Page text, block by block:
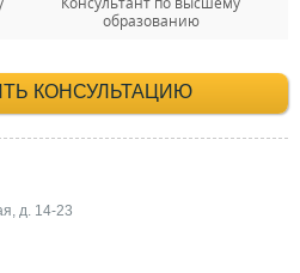
образованию
КОНСУЛЬТАЦИЮ
+7 (495) 660-35-
д. 14-23